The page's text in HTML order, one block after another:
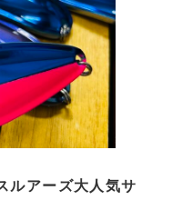
ルアーズ大人気サ